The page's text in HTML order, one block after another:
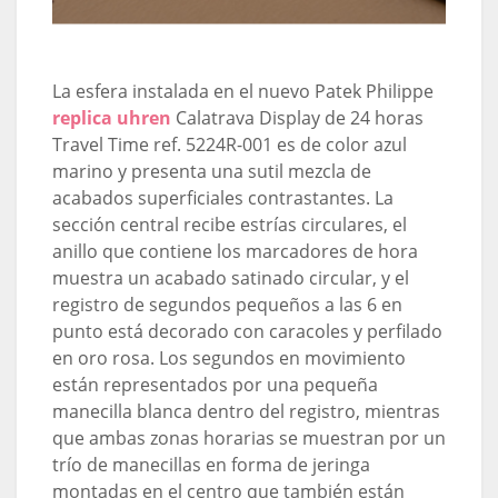
La esfera instalada en el nuevo Patek Philippe
replica uhren Calatrava Display de 24 horas
Travel Time ref. 5224R-001 es de color azul
marino y presenta una sutil mezcla de
acabados superficiales contrastantes. La
sección central recibe estrías circulares, el
anillo que contiene los marcadores de hora
muestra un acabado satinado circular, y el
registro de segundos pequeños a las 6 en
punto está decorado con caracoles y perfilado
en oro rosa. Los segundos en movimiento
están representados por una pequeña
manecilla blanca dentro del registro, mientras
que ambas zonas horarias se muestran por un
trío de manecillas en forma de jeringa
montadas en el centro que también están